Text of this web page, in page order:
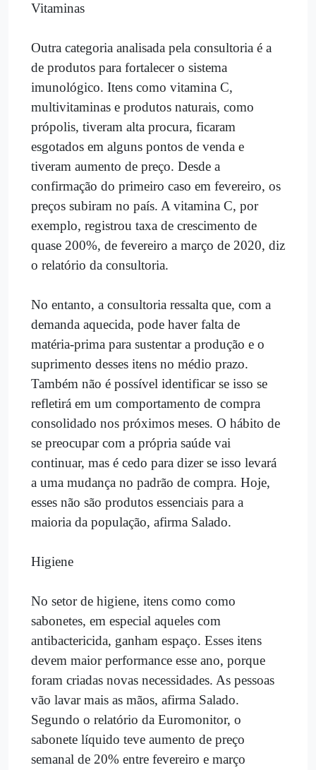
Vitaminas
Outra categoria analisada pela consultoria é a
de produtos para fortalecer o sistema
imunológico. Itens como vitamina C,
multivitaminas e produtos naturais, como
própolis, tiveram alta procura, ficaram
esgotados em alguns pontos de venda e
tiveram aumento de preço. Desde a
confirmação do primeiro caso em fevereiro, os
preços subiram no país. A vitamina C, por
exemplo, registrou taxa de crescimento de
quase 200%, de fevereiro a março de 2020, diz
o relatório da consultoria.
No entanto, a consultoria ressalta que, com a
demanda aquecida, pode haver falta de
matéria-prima para sustentar a produção e o
suprimento desses itens no médio prazo.
Também não é possível identificar se isso se
refletirá em um comportamento de compra
consolidado nos próximos meses. O hábito de
se preocupar com a própria saúde vai
continuar, mas é cedo para dizer se isso levará
a uma mudança no padrão de compra. Hoje,
esses não são produtos essenciais para a
maioria da população, afirma Salado.
Higiene
No setor de higiene, itens como como
sabonetes, em especial aqueles com
antibactericida, ganham espaço. Esses itens
devem maior performance esse ano, porque
foram criadas novas necessidades. As pessoas
vão lavar mais as mãos, afirma Salado.
Segundo o relatório da Euromonitor, o
sabonete líquido teve aumento de preço
semanal de 20% entre fevereiro e março